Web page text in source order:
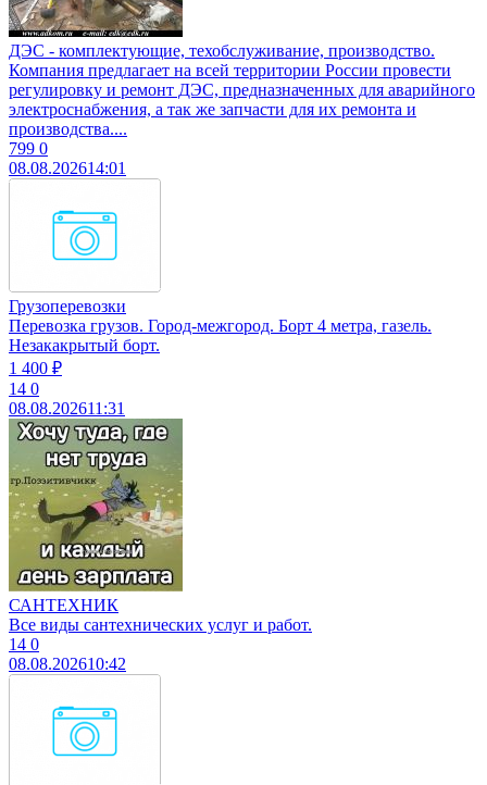
ДЭС - комплектующие, техобслуживание, производство.
Компания предлагает на всей территории России провести
регулировку и ремонт ДЭС, предназначенных для аварийного
электроснабжения, а так же запчасти для их ремонта и
производства....
799 0
08.08.202614:01
Грузоперевозки
Перевозка грузов. Город-межгород. Борт 4 метра, газель.
Незакакрытый борт.
1 400 ₽
14 0
08.08.202611:31
САНТЕХНИК
Все виды сантехнических услуг и работ.
14 0
08.08.202610:42